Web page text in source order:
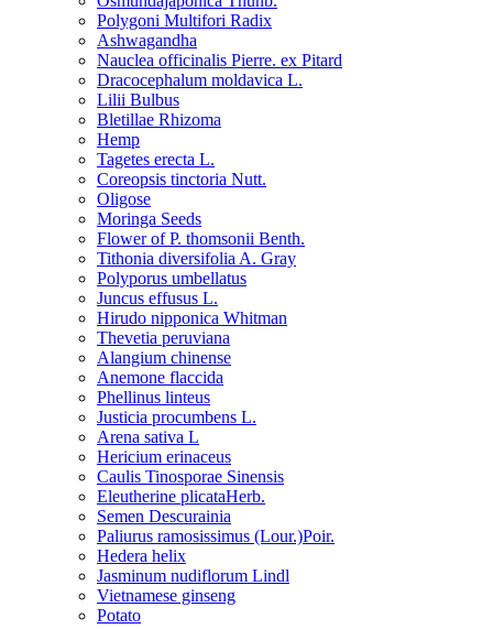
Polygoni Multifori Radix
Ashwagandha
Nauclea officinalis Pierre. ex Pitard
Dracocephalum moldavica L.
Lilii Bulbus
Bletillae Rhizoma
Hemp
Tagetes erecta L.
Coreopsis tinctoria Nutt.
Oligose
Moringa Seeds
Flower of P. thomsonii Benth.
Tithonia diversifolia A. Gray
Polyporus umbellatus
Juncus effusus L.
Hirudo nipponica Whitman
Thevetia peruviana
Alangium chinense
Anemone flaccida
Phellinus linteus
Justicia procumbens L.
Arena sativa L
Hericium erinaceus
Caulis Tinosporae Sinensis
Eleutherine plicataHerb.
Semen Descurainia
Paliurus ramosissimus (Lour.)Poir.
Hedera helix
Jasminum nudiflorum Lindl
Vietnamese ginseng
Potato